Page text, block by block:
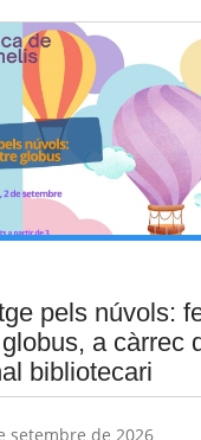
pels núvols:
a càrrec
bibliotecari
setembre de 2026